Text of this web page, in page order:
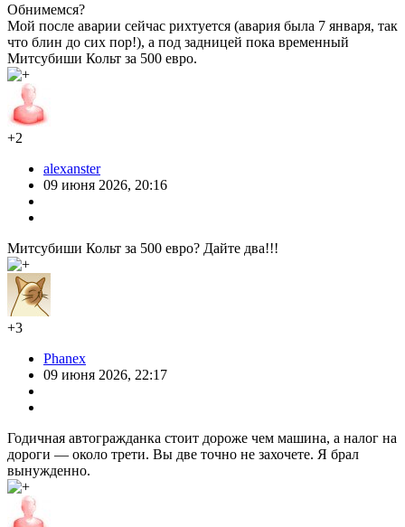
Обнимемся?
Мой после аварии сейчас рихтуется (авария была 7 января, так
что блин до сих пор!), а под задницей пока временный
Митсубиши Кольт за 500 евро.
+2
alexanster
09 июня 2026, 20:16
Митсубиши Кольт за 500 евро? Дайте два!!!
+3
Phanex
09 июня 2026, 22:17
Годичная автогражданка стоит дороже чем машина, а налог на
дороги — около трети. Вы две точно не захочете. Я брал
вынужденно.